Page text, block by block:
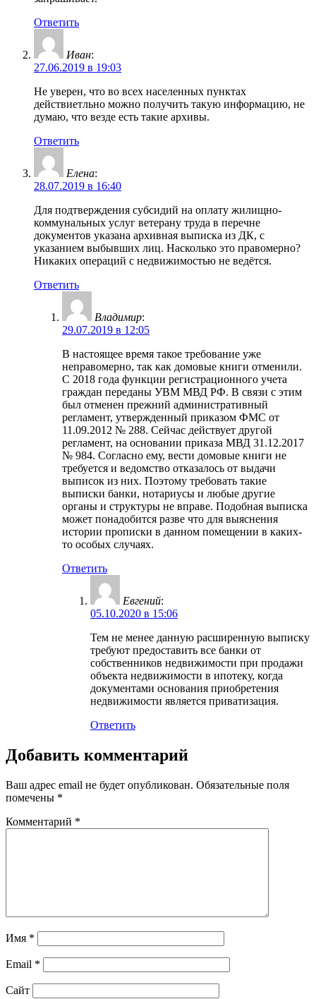
Ответить
Иван:
27.06.2019 в 19:03
Не уверен, что во всех населенных пунктах
действиетльно можно получить такую информацию, не
думаю, что везде есть такие архивы.
Ответить
Елена:
28.07.2019 в 16:40
Для подтверждения субсидий на оплату жилищно-
коммунальных услуг ветерану труда в перечне
документов указана архивная выписка из ДК, с
указанием выбывших лиц. Насколько это правомерно?
Никаких операций с недвижимостью не ведётся.
Ответить
Владимир:
29.07.2019 в 12:05
В настоящее время такое требование уже
неправомерно, так как домовые книги отменили.
С 2018 года функции регистрационного учета
граждан переданы УВМ МВД РФ. В связи с этим
был отменен прежний административный
регламент, утвержденный приказом ФМС от
11.09.2012 № 288. Сейчас действует другой
регламент, на основании приказа МВД 31.12.2017
№ 984. Согласно ему, вести домовые книги не
требуется и ведомство отказалось от выдачи
выписок из них. Поэтому требовать такие
выписки банки, нотариусы и любые другие
органы и структуры не вправе. Подобная выписка
может понадобится разве что для выяснения
истории прописки в данном помещении в каких-
то особых случаях.
Ответить
Евгений:
05.10.2020 в 15:06
Тем не менее данную расширенную выписку
требуют предоставить все банки от
собственников недвижимости при продажи
объекта недвижимости в ипотеку, когда
документами основания приобретения
недвижимости является приватизация.
Ответить
Добавить комментарий
Ваш адрес email не будет опубликован. Обязательные поля
помечены *
Комментарий *
Имя *
Email *
Сайт